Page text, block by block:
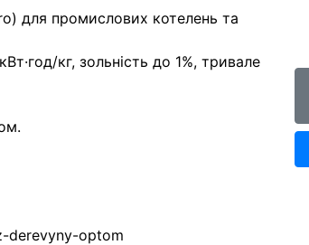
для промислових котелень та
кг, зольність до 1%, тривале
derevyny-optom